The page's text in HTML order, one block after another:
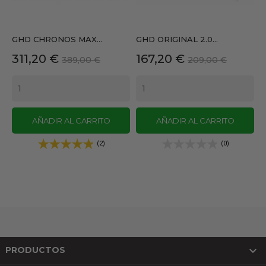
GHD CHRONOS MAX...
Precio
311,20 € Precio
389,00 €
AÑADIR AL CARRITO
(2)
GHD ORIGINAL 2.0...
Precio
167,20 € Precio
209,00 €
AÑADIR AL CARRITO
(0)
PRODUCTOS 